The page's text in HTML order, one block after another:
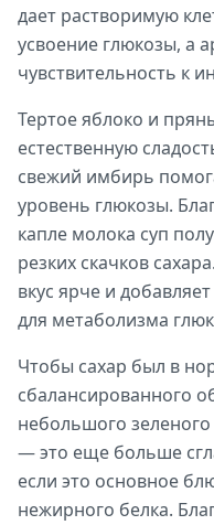
дает растворимую
усвоение глюкозы, а
чувствительность к
Тертое яблоко и
естественную
свежий имбирь
уровень глюкозы.
капле молока суп
резких скачков
вкус ярче и
для метаболизма
Чтобы сахар был в
сбалансированного
небольшого зеленого
— это еще больше
если это основное
нежирного белка.